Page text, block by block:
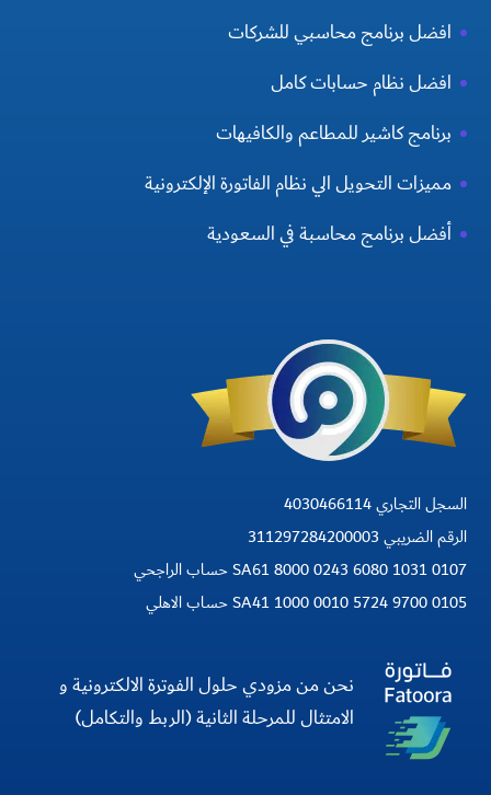
افضل برنامج محاسبي للشركات
افضل نظام حسابات كامل
برنامج كاشير للمطاعم والكافيهات
مميزات التحويل الي نظام الفاتورة الإلكترونية
أفضل برنامج محاسبة في السعودية
السجل التجاري 4030466114
الرقم الضريبي 311297284200003
SA61 8000 0243 6080 1031 0107 حساب الراجحي
SA41 1000 0010 5724 9700 0105 حساب الاهلي
نحن من مزودي حلول الفوترة الالكترونية و
الامتثال للمرحلة الثانية (الربط والتكامل)